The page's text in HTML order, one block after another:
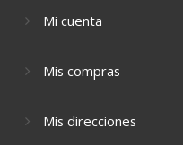
Mi cuenta
Mis compras
Mis direcciones